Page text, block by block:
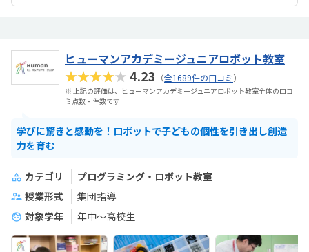
ヒューマンアカデミージュニアロボット教室
★★★★★4.23 （全1689件の口コミ）
※ 上記の評価は、ヒューマンアカデミージュニアロボット教室全体の口コ
ミ点数・件数です
学びに驚きと感動を！ロボットで子どもの個性を引き出し創造
力を育む
カテゴリ
プログラミング・ロボット教室
授業形式
集団指導
対象学年
年中～高校生